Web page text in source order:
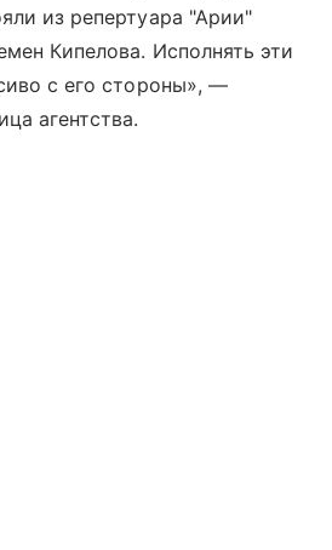
из репертуара "Арии"
Кипелова. Исполнять эти
с его стороны», —
агентства.